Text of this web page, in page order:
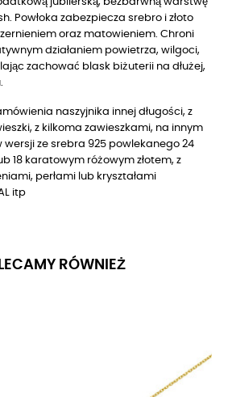
Powłoka zabezpiecza srebro i złoto
oraz matowieniem. Chroni
działaniem powietrza, wilgoci,
zachować blask biżuterii na dłużej,
naszyjnika innej długości, z
z kilkoma zawieszkami, na innym
wersji ze srebra 925 powlekanego 24
18 karatowym różowym złotem, z
perłami lub kryształami
itp
RÓWNIEŻ